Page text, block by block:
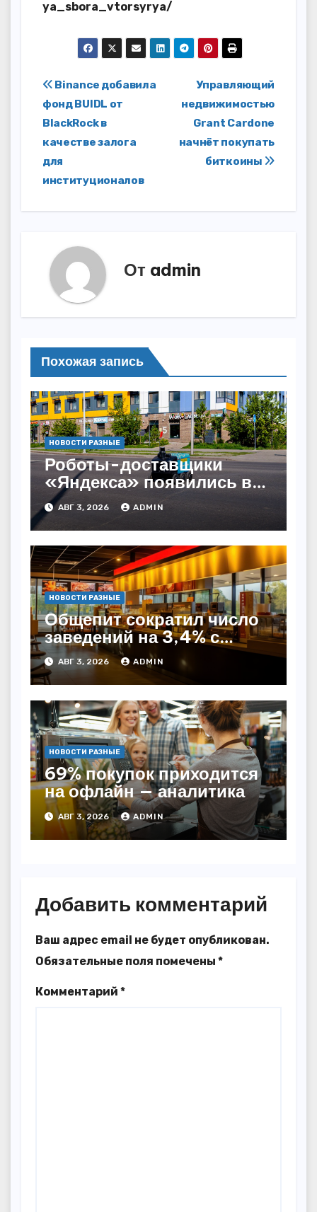
ya_sbora_vtorsyrya/
Навигация
по
записям
Управляющий
недвижимостью
Grant Cardone
начнёт покупать
биткоины
Binance добавила
фонд BUIDL от
BlackRock в
качестве залога
для
институционалов
От admin
Похожая запись
НОВОСТИ РАЗНЫЕ
Роботы-доставщики
«Яндекса» появились в
Казахстане
АВГ 3, 2026 ADMIN
НОВОСТИ РАЗНЫЕ
Общепит сократил число
заведений на 3,4% с
начала года — INFOLine
АВГ 3, 2026 ADMIN
НОВОСТИ РАЗНЫЕ
69% покупок приходится
на офлайн — аналитика
АВГ 3, 2026 ADMIN
Добавить комментарий
Ваш адрес email не будет опубликован.
Обязательные поля помечены *
Комментарий *